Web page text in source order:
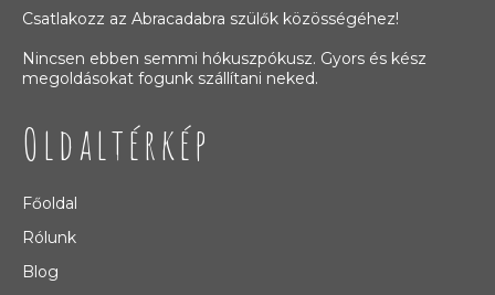
Csatlakozz az Abracadabra szülők közösségéhez!
Nincsen ebben semmi hókuszpókusz. Gyors és kész
megoldásokat fogunk szállítani neked.
Oldaltérkép
Főoldal
Rólunk
Blog